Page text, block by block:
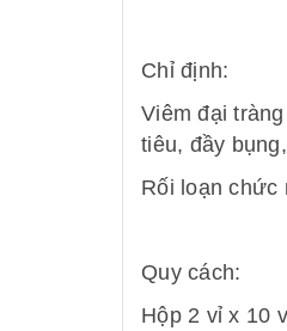
Chỉ định:
Viêm đại
tiêu, đầy
Rối loạn chức
Quy cách:
Hộp 2 vỉ x 10